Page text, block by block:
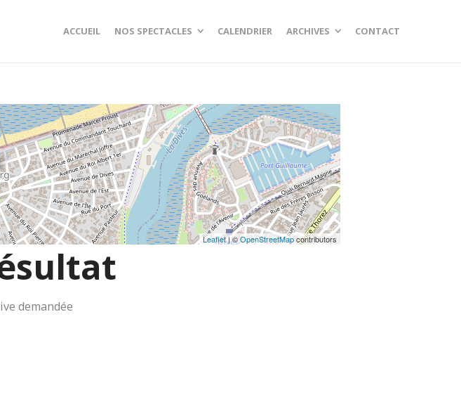
ACCUEIL NOS SPECTACLES CALENDRIER ARCHIVES CONTACT
Leaflet| ©OpenStreetMapcontributors
demandée